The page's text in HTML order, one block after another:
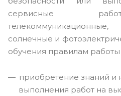
сервисные
солнечные и
обучения правилам работы
приобретение знаний и
выполнения работ на